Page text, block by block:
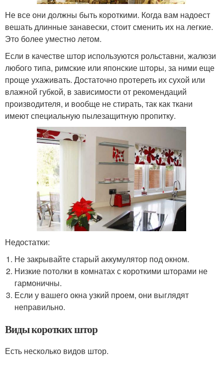
Не все они должны быть короткими. Когда вам надоест
вешать длинные занавески, стоит сменить их на легкие.
Это более уместно летом.
Если в качестве штор используются рольставни, жалюзи
любого типа, римские или японские шторы, за ними еще
проще ухаживать. Достаточно протереть их сухой или
влажной губкой, в зависимости от рекомендаций
производителя, и вообще не стирать, так как ткани
имеют специальную пылезащитную пропитку.
Недостатки:
Не закрывайте старый аккумулятор под окном.
Низкие потолки в комнатах с короткими шторами не
гармоничны.
Если у вашего окна узкий проем, они выглядят
неправильно.
Виды коротких штор
Есть несколько видов штор.